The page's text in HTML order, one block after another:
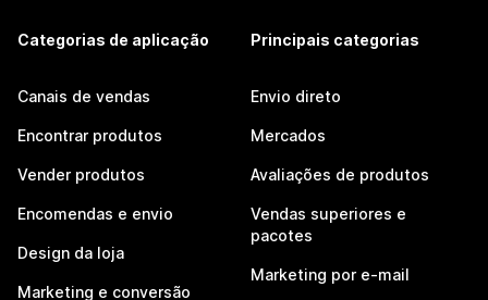
Categorias de aplicação
Canais de vendas
Encontrar produtos
Vender produtos
Encomendas e envio
Design da loja
Marketing e conversão
Principais categorias
Envio direto
Mercados
Avaliações de produtos
Vendas superiores e
pacotes
Marketing por e-mail